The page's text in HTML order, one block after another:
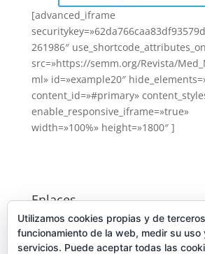
[advanced_iframe
261986″
src=»https://semm.org/Revista/
ml» id=»example20″
content_id=»#primary»
enable_responsive_iframe=»true»
width=»100%» height=»1800″ ]
Enlaces
Consejo General de Colegios de
Junta Directiva 2022-2024
Utilizamos cookies propias y de
funcionamiento de la web, medir su uso
servicios. Puede aceptar todas las